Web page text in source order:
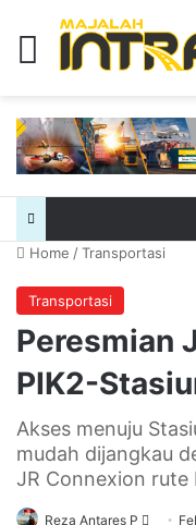
Menu
Home /Transportasi
Transportasi
Peresmian
PIK2-
Akses menuju
mudah dijangkau
JR Connexion rute
Reza Antares P
Send